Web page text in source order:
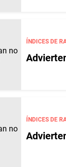
ÍNDICES DE
ÍNDICES DE